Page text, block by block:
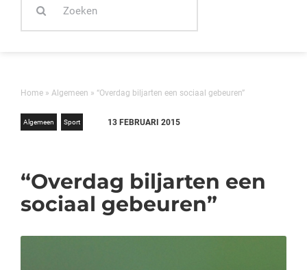
IN BEELD
naar:
Home» Algemeen » “Overdag biljarten een sociaal gebeuren”
Algemeen Sport 13 FEBRUARI 2015
“Overdag biljarten een
sociaal gebeuren”